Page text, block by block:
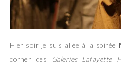
Hier soir je suis allée à la soirée
corner des
Galeries Lafayette